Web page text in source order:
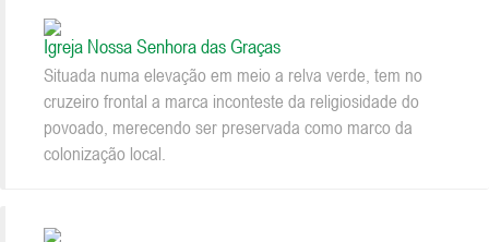
Igreja Nossa Senhora das Graças
Situada numa elevação em meio a relva verde, tem no
cruzeiro frontal a marca inconteste da religiosidade do
povoado, merecendo ser preservada como marco da
colonização local.